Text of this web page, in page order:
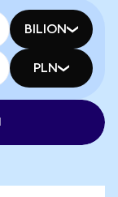
BILION
PLN